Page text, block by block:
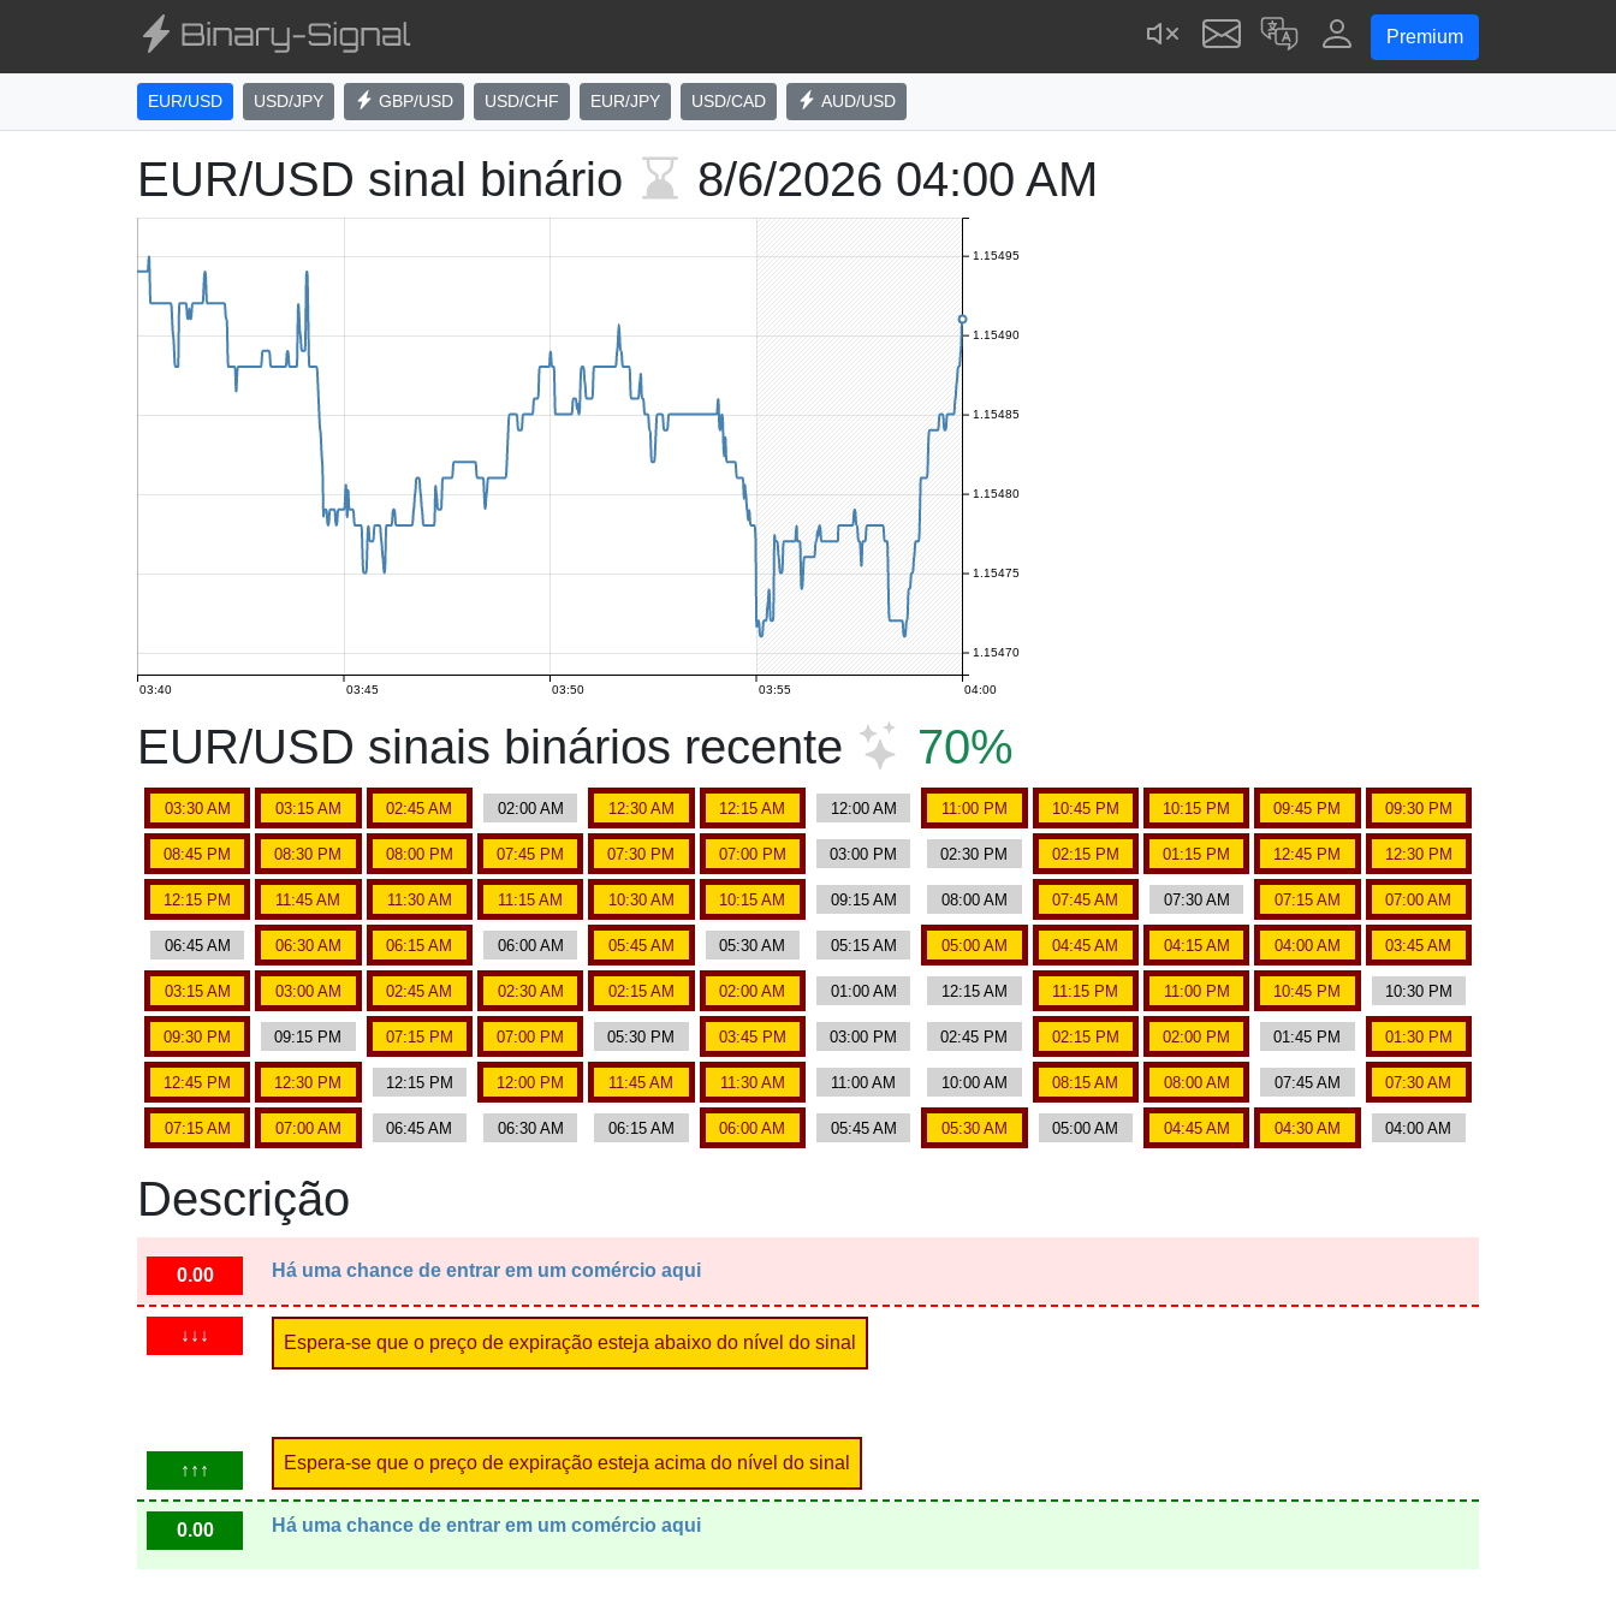
Premium
EUR/USD USD/JPY GBP/USD USD/CHF EUR/JPY USD/CAD AUD/USD
EUR/USD sinal binário 8/6/2026 04:00 AM
03:40 03:45 03:50 03:55 04:00
1.15470
1.15475
1.15480
1.15485
1.15490
1.15495
EUR/USD sinais binários recente 70%
03:30 AM 03:15 AM 02:45 AM 02:00 AM 12:30 AM 12:15 AM 12:00 AM 11:00 PM 10:45 PM 10:15 PM 09:45 PM 09:30 PM
08:45 PM 08:30 PM 08:00 PM 07:45 PM 07:30 PM 07:00 PM 03:00 PM 02:30 PM 02:15 PM 01:15 PM 12:45 PM 12:30 PM
12:15 PM 11:45 AM 11:30 AM 11:15 AM 10:30 AM 10:15 AM 09:15 AM 08:00 AM 07:45 AM 07:30 AM 07:15 AM 07:00 AM
06:45 AM 06:30 AM 06:15 AM 06:00 AM 05:45 AM 05:30 AM 05:15 AM 05:00 AM 04:45 AM 04:15 AM 04:00 AM 03:45 AM
03:15 AM 03:00 AM 02:45 AM 02:30 AM 02:15 AM 02:00 AM 01:00 AM 12:15 AM 11:15 PM 11:00 PM 10:45 PM 10:30 PM
09:30 PM 09:15 PM 07:15 PM 07:00 PM 05:30 PM 03:45 PM 03:00 PM 02:45 PM 02:15 PM 02:00 PM 01:45 PM 01:30 PM
12:45 PM 12:30 PM 12:15 PM 12:00 PM 11:45 AM 11:30 AM 11:00 AM 10:00 AM 08:15 AM 08:00 AM 07:45 AM 07:30 AM
07:15 AM 07:00 AM 06:45 AM 06:30 AM 06:15 AM 06:00 AM 05:45 AM 05:30 AM 05:00 AM 04:45 AM 04:30 AM 04:00 AM
Descrição
0.00 Há uma chance de entrar em um comércio aqui
↓↓↓ Espera-se que o preço de expiração esteja abaixo do nível do sinal
↑↑↑ Espera-se que o preço de expiração esteja acima do nível do sinal
0.00 Há uma chance de entrar em um comércio aqui